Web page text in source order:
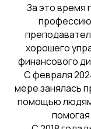
За это время
профессию
хорошего
финансового
С февраля
мере занялась
помощью